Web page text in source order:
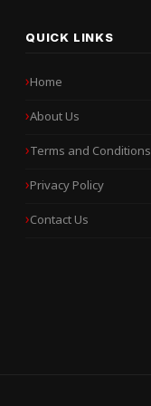
QUICK LINKS
Home
About Us
Terms and Conditions
Privacy Policy
Contact Us